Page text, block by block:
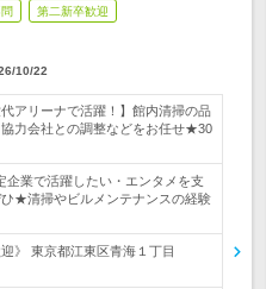
第二新卒歓迎
10/22
アリーナで活躍！】館内清掃の品
力会社との調整などをお任せ★30
企業で活躍したい・エンタメを支
★清掃やビルメンテナンスの経験
》 東京都江東区青海１丁目